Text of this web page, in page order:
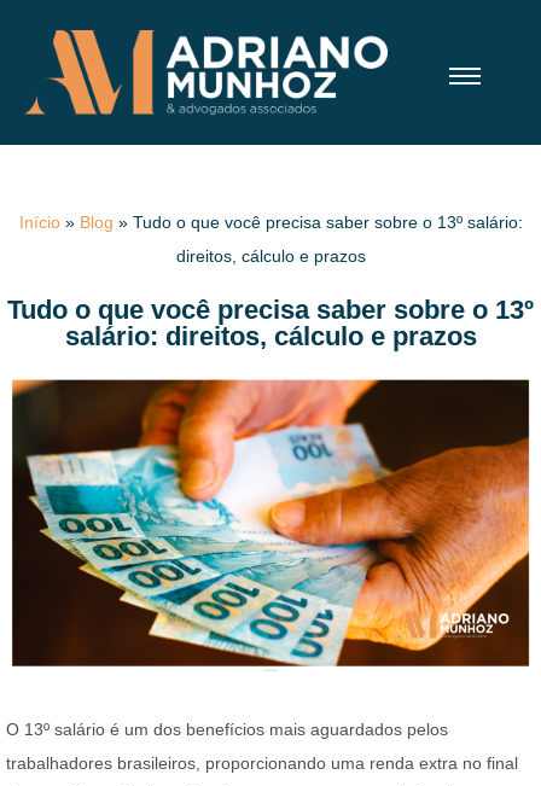
Início» Blog » Tudo o que você precisa saber sobre o 13º salário:
direitos, cálculo e prazos
Tudo o que você precisa saber sobre o 13º
salário: direitos, cálculo e prazos
O 13º salário é um dos benefícios mais aguardados pelos
trabalhadores brasileiros, proporcionando uma renda extra no final